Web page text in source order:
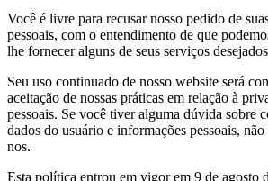
Você é livre para recusar nosso pedido de
pessoais, com o entendimento de que
lhe fornecer alguns de seus serviços
Seu uso continuado de nosso website será
aceitação de nossas práticas em relação à
pessoais. Se você tiver alguma dúvida sobre
dados do usuário e informações pessoais,
nos.
Esta política entrou em vigor em 9 de agosto